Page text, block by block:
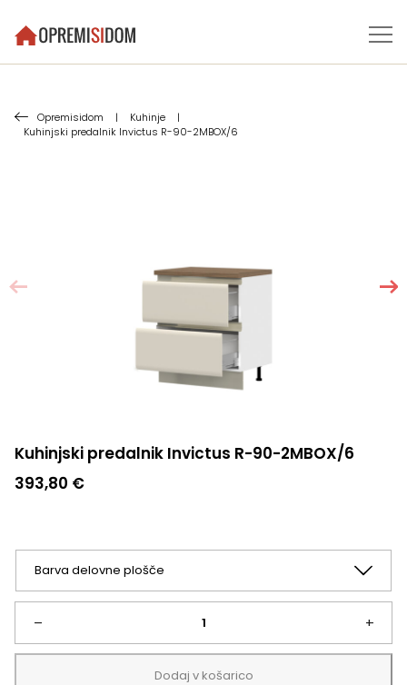
Opremisidom | Kuhinje
|
Kuhinjski predalnik Invictus R-90-2MBOX/6
Kuhinjski predalnik Invictus R-90-2MBOX/6
393,80 €
–
Kuhinjski
predalnik
+
Dodaj v košarico